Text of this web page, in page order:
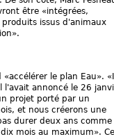
être «intégrées,
issus d'animaux
le plan Eau». «Il
l'avait annoncé le 26
projet porté par un
et nous créerons une
durer deux ans comme
mois au maximum».